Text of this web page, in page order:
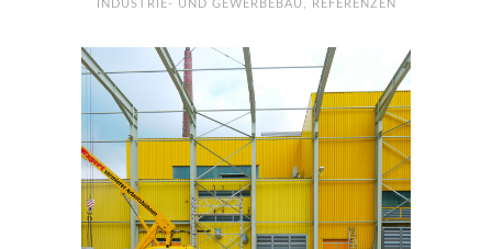
INDUSTRIE- UND GEWERBEBAU REFERENZEN